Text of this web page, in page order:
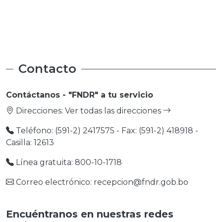
Contacto
Contáctanos - "FNDR" a tu servicio
Direcciones: Ver todas las direcciones
Teléfono: (591-2) 2417575 - Fax: (591-2) 418918 -
Casilla: 12613
Línea gratuita: 800-10-1718
Correo electrónico: recepcion@fndr.gob.bo
Encuéntranos en nuestras redes